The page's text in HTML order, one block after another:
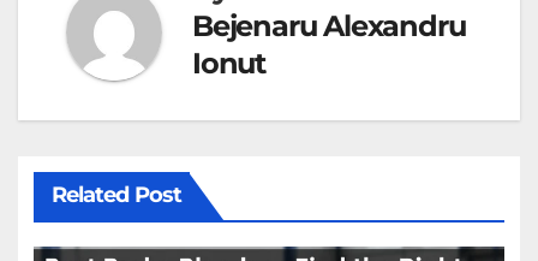
Bejenaru Alexandru
Ionut
Related Post